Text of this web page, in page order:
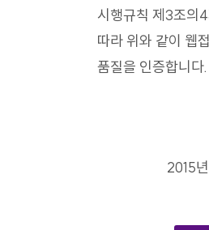
시행규칙 제3조의
따라 위와 같이 웹
품질을 인증합니다.
2015